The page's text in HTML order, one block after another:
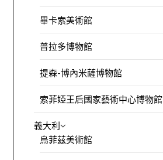
畢卡索美術館
普拉多博物館
提森-博內米薩博物館
索菲婭王后國家藝術中心博物館
義大利
烏菲茲美術館